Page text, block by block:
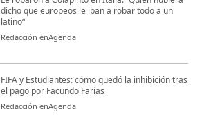
dicho que europeos le iban a robar todo a un
latino“
Redacción enAgenda
FIFA y Estudiantes: cómo quedó la inhibición tras
el pago por Facundo Farías
Redacción enAgenda